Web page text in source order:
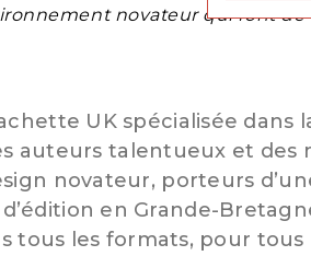
novateur qui font
UK spécialisée dans
auteurs talentueux et des
novateur, porteurs
en Grande-
tous les formats, pour